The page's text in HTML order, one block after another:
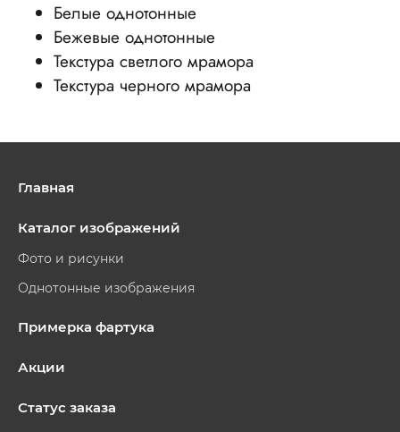
Белые однотонные
Бежевые однотонные
Текстура светлого мрамора
Текстура черного мрамора
Главная
Каталог изображений
Фото и рисунки
Однотонные изображения
Примерка фартука
Акции
Статус заказа